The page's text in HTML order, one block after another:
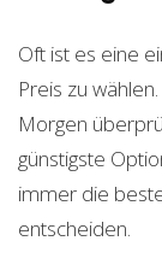
Oft ist es eine
Preis zu
Morgen
günstigste
immer die
entscheiden.